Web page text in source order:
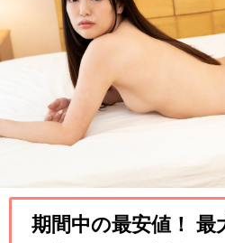
期間中の最安値！ 最